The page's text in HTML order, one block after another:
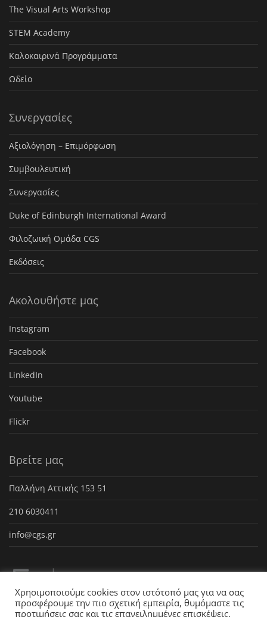
The Visual Arts Workshop
STEM Academy
Καλοκαιρινά Προγράμματα
Ωδείο
Συνεργασίες
Αξιολόγηση – Επιμόρφωση
Συμβουλευτική
Συνεργασίες
Duke of Edinburgh International Award
Φιλοζωική Ομάδα CGS
Εκδόσεις
Ακολουθήστε μας
Instagram
Facebook
LinkedIn
Youtube
Flickr
Βρείτε μας
Παλλήνη Αττικής 153 51
210 6030411
info@cgs.gr
Χρησιμοποιούμε cookies στον ιστότοπό μας για να σας
προσφέρουμε την πιο σχετική εμπειρία, θυμόμαστε τις
προτιμήσεις σας και τις επανειλημμένες επισκέψεις.